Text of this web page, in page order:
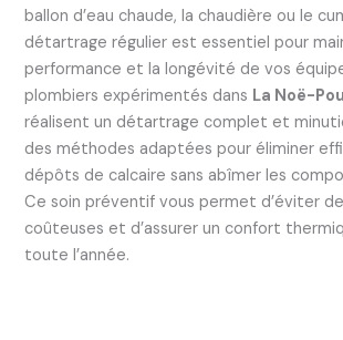
ballon d’eau chaude, la chaudière ou le
détartrage régulier est essentiel pour
performance et la longévité de vos
plombiers expérimentés dans La Noë-
réalisent un détartrage complet et
des méthodes adaptées pour éliminer
dépôts de calcaire sans abîmer les
Ce soin préventif vous permet d’éviter
coûteuses et d’assurer un confort
toute l’année.